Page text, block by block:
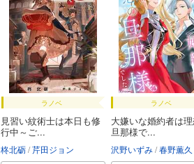
ラノベ
見習い紋術士は本日も修
行中～ご...
柊北砺 芹田ジョン
ラノベ
大嫌いな婚約者は
旦那様で...
沢野いずみ 春野薫久